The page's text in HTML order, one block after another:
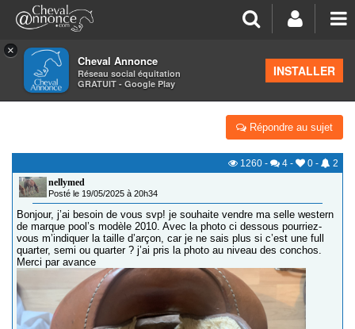
×
Cheval Annonce
Réseau social équitation
GRATUIT - Google Play
INSTALLER
>Équipements
TAILLE ARÇON SELLE WESTERN POOL’S
Répondre au sujet
1260 - 4 - 0 -
2
nellymed
Posté le 19/05/2025 à 20h34
Bonjour, j’ai besoin de vous svp! je souhaite vendre ma selle western
de marque pool’s modèle 2010. Avec la photo ci dessous pourriez-
vous m’indiquer la taille d’arçon, car je ne sais plus si c’est une full
quarter, semi ou quarter ? j’ai pris la photo au niveau des conchos.
Merci par avance